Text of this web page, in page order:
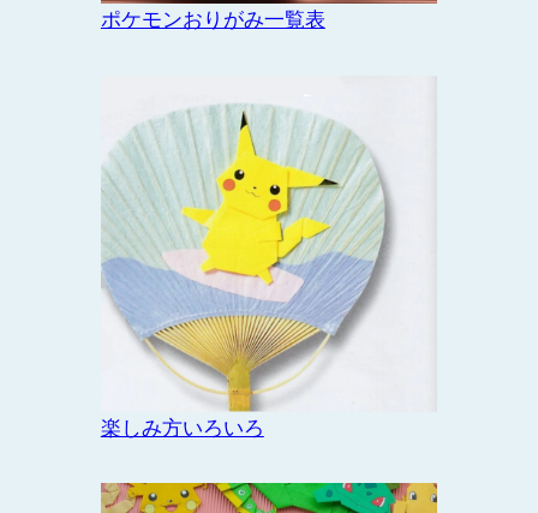
ポケモンおりがみ一覧表
楽しみ方いろいろ